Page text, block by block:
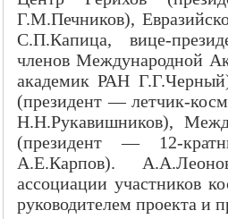
Г.М.Печников),
С.П.Капица, вице-
членов Международной
академик РАН
(президент — летчик-
Н.Н.Рукавишников),
(президент — 12-
А.Е.Карпов).
ассоциации участников
руководителем проекта и